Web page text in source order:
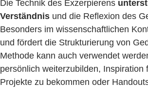
Die Technik des Exzerpierens
Verständnis und die Reflexion des
Besonders im wissenschaftlichen
und fördert die Strukturierung von
Methode kann auch verwendet
persönlich weiterzubilden, Inspiration
Projekte zu bekommen oder